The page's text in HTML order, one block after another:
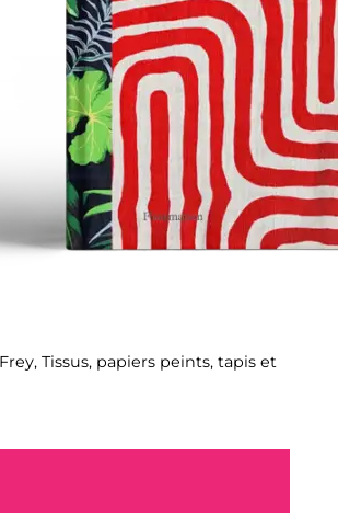
Tissus, papiers peints, tapis et